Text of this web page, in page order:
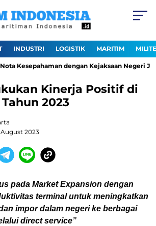
INDUSTRI LOGISTIK MARITIM
Kesepahaman dengan Kejaksaan Negeri
Kinerja Positif di
2023
2023
pada Market Expansion dengan
terminal untuk meningkatkan
impor dalam negeri ke berbagai
direct service”